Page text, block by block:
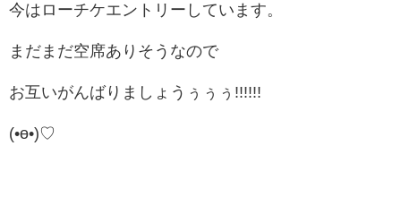
今はローチケエントリーしています。
まだまだ空席ありそうなので
お互いがんばりましょうぅぅぅ!!!!!!
(•ө•)♡